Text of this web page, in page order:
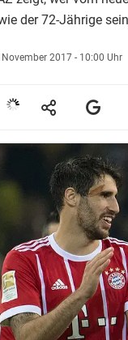
der 72-Jährige
2017 - 10:00 Uhr